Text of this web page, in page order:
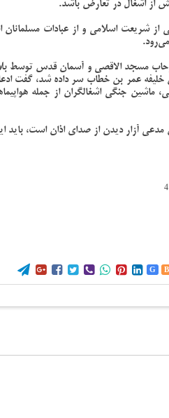
از اشغال در تعارض باشد.
شریعت اسلامی و از عبادات
مسجد الاقصی و آسمان قدس توسط
عمر بن خطاب سر داده شد، گفت
جنگی اشغالگران از جمله
آزار دیدن از صدای اذان است، باید
        G B